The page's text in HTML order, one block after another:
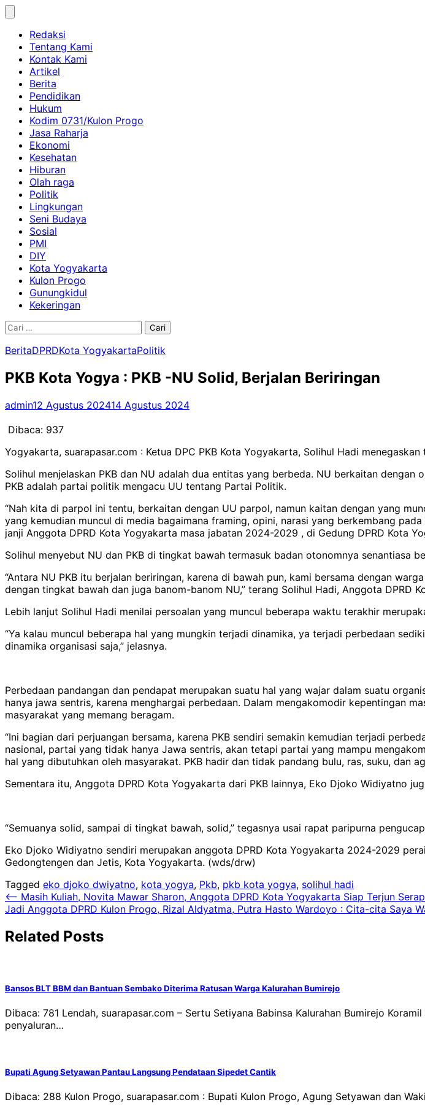
Skip
contentRedaksi
Tentang Kami
Kontak Kami
Artikel
Berita
Pendidikan
Hukum
Kodim 0731/Kulon Progo
Jasa Raharja
Ekonomi
Kesehatan
Hiburan
Olah raga
Politik
Lingkungan
Seni Budaya
Sosial
PMI
DIY
Kota Yogyakarta
Kulon Progo
Gunungkidul
Kekeringan
Cari
BeritaDPRDKota YogyakartaPolitik
PKB Kota Yogya : PKB -NU Solid, Berjalan Beriringan
admin12 Agustus 202414 Agustus 2024
Dibaca: 937
Yogyakarta, suarapasar.com : Ketua DPC PKB Kota Yogyakarta, Solihul Hadi
Solihul menjelaskan PKB dan NU adalah dua entitas yang berbeda. NU berkaitan
PKB adalah partai politik mengacu UU tentang Partai Politik.
“Nah kita di parpol ini tentu, berkaitan dengan UU parpol, namun kaitan dengan yang
yang kemudian muncul di media bagaimana framing, opini, narasi yang berkembang
janji Anggota DPRD Kota Yogyakarta masa jabatan 2024-2029 , di Gedung DPRD Kota
Solihul menyebut NU dan PKB di tingkat bawah termasuk badan otonomnya senantiasa
“Antara NU PKB itu berjalan beriringan, karena di bawah pun, kami bersama dengan
dengan tingkat bawah dan juga banom-banom NU,” terang Solihul Hadi, Anggota DPRD
Lebih lanjut Solihul Hadi menilai persoalan yang muncul beberapa waktu terakhir
“Ya kalau muncul beberapa hal yang mungkin terjadi dinamika, ya terjadi perbedaan
dinamika organisasi saja,” jelasnya.
Perbedaan pandangan dan pendapat merupakan suatu hal yang wajar dalam suatu
hanya jawa sentris, karena menghargai perbedaan. Dalam mengakomodir kepentingan
masyarakat yang memang beragam.
“Ini bagian dari perjuangan bersama, karena PKB sendiri semakin kemudian terjadi
nasional, partai yang tidak hanya Jawa sentris, akan tetapi partai yang mampu
hal yang dibutuhkan oleh masyarakat. PKB hadir dan tidak pandang bulu, ras, suku, dan
Sementara itu, Anggota DPRD Kota Yogyakarta dari PKB lainnya, Eko Djoko Widiyatno
“Semuanya solid, sampai di tingkat bawah, solid,” tegasnya usai rapat paripurna
Eko Djoko Widiyatno sendiri merupakan anggota DPRD Kota Yogyakarta 2024-2029
Gedongtengen dan Jetis, Kota Yogyakarta. (wds/drw)
Tagged eko djoko dwiyatno, kota yogya, Pkb, pkb kota yogya, solihul hadi
Navigasi
pos
⟵ Masih Kuliah, Novita Mawar Sharon, Anggota DPRD Kota Yogyakarta Siap Terjun
Jadi Anggota DPRD Kulon Progo, Rizal Aldyatma, Putra Hasto Wardoyo : Cita-cita Saya
Related Posts
Bansos BLT BBM dan Bantuan Sembako Diterima Ratusan Warga Kalurahan Bumirejo
Dibaca: 781 Lendah, suarapasar.com – Sertu Setiyana Babinsa Kalurahan Bumirejo
penyaluran…
Bupati Agung Setyawan Pantau Langsung Pendataan Sipedet Cantik
Dibaca: 288 Kulon Progo, suarapasar.com : Bupati Kulon Progo, Agung Setyawan dan